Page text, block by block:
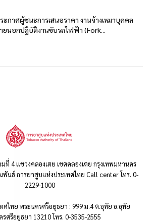
ะกาศผู้ชนะการเสนอราคา งานจ้างเหมาบุคคล
ยนอกปฏิบัติงานขับรถไฟฟ้า (Fork...
ที่ 4 แขวงคลองเตย เขตคลองเตย กรุงเทพมหานคร
นธ์ การยาสูบแห่งประเทศไทย Call center โทร. 0-
2229-1000
ศไทย พระนครศรีอยุธยา : 999 ม.4 ต.อุทัย อ.อุทัย
ศรีอยุธยา 13210 โทร. 0-3535-2555